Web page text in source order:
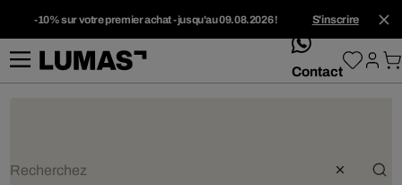
-10% sur votre premier achat - jusqu'au 09.08.2026 ! S'inscrire
whatsApp
Contact